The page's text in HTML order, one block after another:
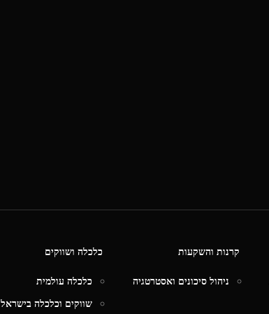
קרנות והשקעות
ניהול סיכונים ואסטרטגיה
כלכלה ושווקים
כלכלה עולמית
שווקים וכלכלה בישראל